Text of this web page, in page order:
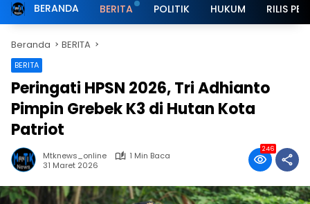
BERANDA BERITA POLITIK HUKUM RILIS
Beranda BERITA
BERITA
Peringati HPSN 2026, Tri Adhianto
Pimpin Grebek K3 di Hutan Kota
Patriot
Mtknews_online
1 Min Baca
31 Maret 2026
246